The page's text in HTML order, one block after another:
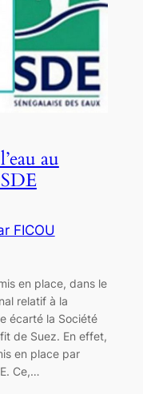
au
FICOU
en place, dans le
relatif à la
écarté la Société
de Suez. En effet,
en place par
Ce,…